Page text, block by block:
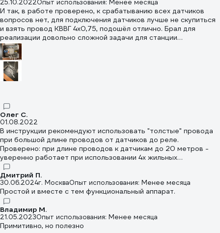
25.10.2022Опыт использования: Менее месяца
И так, в работе проверено, к срабатыванию всех датчиков
вопросов нет, для подключения датчиков лучше не скупиться
и взять провод КВВГ 4х0,75, подошёл отлично. Брал для
реализации довольно сложной задачи для станции
водоснабжения с накопительным баком. Задача была в том
чтобы создать систему которая работала бы в 2х режимах: 1.
Водоснабжение - наполнение и опустошение накопительного
бака 2. Полив - постоянная работа глубинного насоса мимо
бака, но когда бак пустеет то доливать его до максимального
систему с электромеханическим шаровым краном, вообщем
доволен как слон)
Олег С.
01.08.2022
В инструкции рекомендуют использовать "толстые" провода
при большой длине проводов от датчиков до реле.
Проверено: при длине проводов к датчикам до 20 метров -
уверенно работает при использовании 4х жильных
телефонных проводов (только не ленитесь к концам проводов
припаивать концы под зажимы контактов). ВНИМАНИЕ: Особо
следите за работоспособностью СОМ-порта! При разрыве
электрической цепи между реле и СОМ-портом насос
автоматически включится и будет работать без остановки,
пока не обесточите его вручную! Разрыв цепи одного из
других портов не столь критичен - будет работать в режиме
"тыр-пыр", но аварийной ситуации не вызовет.
Дмитрий П.
30.06.2024г. МоскваОпыт использования: Менее месяца
Простой и вместе с тем функциональный аппарат.
Владимир М.
21.05.2023Опыт использования: Менее месяца
Примитивно, но полезно